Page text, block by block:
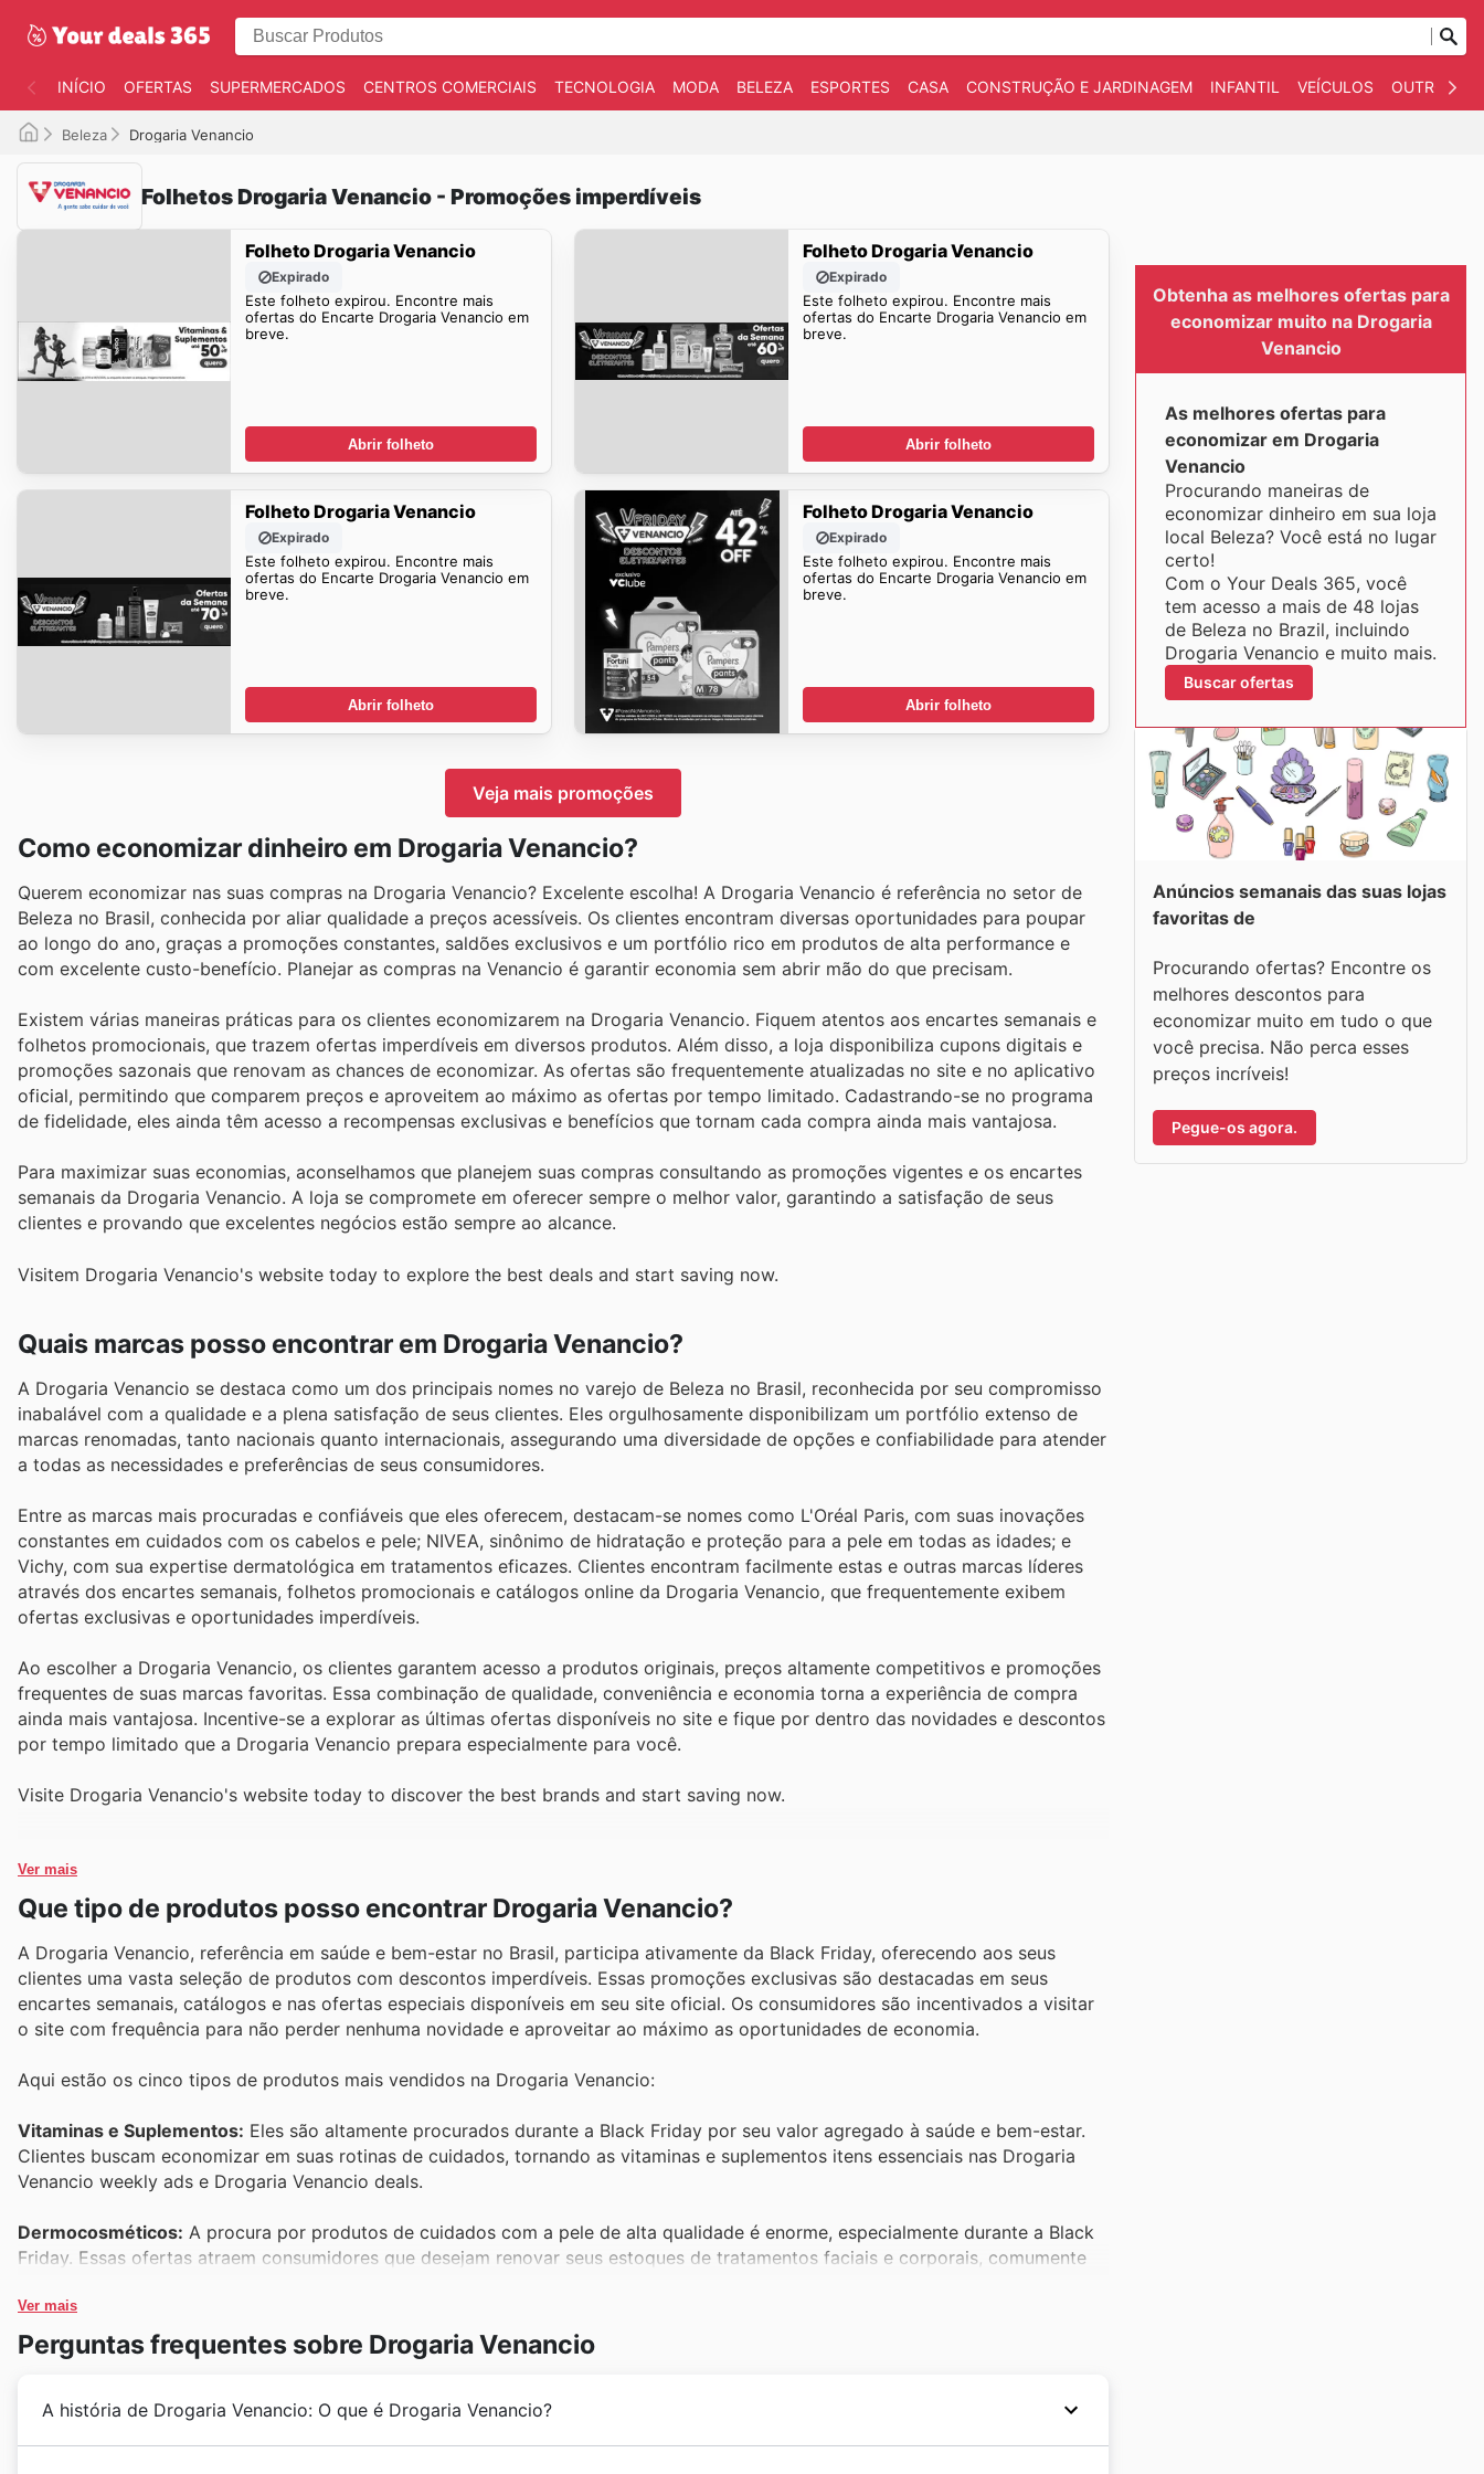
INÍCIO OFERTAS SUPERMERCADOS CENTROS COMERCIAIS TECNOLOGIA MODA BELEZA ESPORTES CASA CONSTRUÇÃO E JARDINAGEM INFANTIL VEÍCULOS OUTROS
Beleza Drogaria Venancio
Folhetos Drogaria Venancio - Promoções imperdíveis
Folheto Drogaria Venancio
Expirado
Este folheto expirou. Encontre mais
ofertas do Encarte Drogaria Venancio em
breve.
Abrir folheto
Folheto Drogaria Venancio
Expirado
Este folheto expirou. Encontre mais
ofertas do Encarte Drogaria Venancio em
breve.
Abrir folheto
Folheto Drogaria Venancio
Expirado
Este folheto expirou. Encontre mais
ofertas do Encarte Drogaria Venancio em
breve.
Abrir folheto
Folheto Drogaria Venancio
Expirado
Este folheto expirou. Encontre mais
ofertas do Encarte Drogaria Venancio em
breve.
Abrir folheto
Veja mais promoções
Como economizar dinheiro em Drogaria Venancio?
Querem economizar nas suas compras na Drogaria Venancio? Excelente escolha! A Drogaria Venancio é referência no setor de
Beleza no Brasil, conhecida por aliar qualidade a preços acessíveis. Os clientes encontram diversas oportunidades para poupar
ao longo do ano, graças a promoções constantes, saldões exclusivos e um portfólio rico em produtos de alta performance e
com excelente custo-benefício. Planejar as compras na Venancio é garantir economia sem abrir mão do que precisam.
Existem várias maneiras práticas para os clientes economizarem na Drogaria Venancio. Fiquem atentos aos encartes semanais e
folhetos promocionais, que trazem ofertas imperdíveis em diversos produtos. Além disso, a loja disponibiliza cupons digitais e
promoções sazonais que renovam as chances de economizar. As ofertas são frequentemente atualizadas no site e no aplicativo
oficial, permitindo que comparem preços e aproveitem ao máximo as ofertas por tempo limitado. Cadastrando-se no programa
de fidelidade, eles ainda têm acesso a recompensas exclusivas e benefícios que tornam cada compra ainda mais vantajosa.
Para maximizar suas economias, aconselhamos que planejem suas compras consultando as promoções vigentes e os encartes
semanais da Drogaria Venancio. A loja se compromete em oferecer sempre o melhor valor, garantindo a satisfação de seus
clientes e provando que excelentes negócios estão sempre ao alcance.
Visitem Drogaria Venancio's website today to explore the best deals and start saving now.
Quais marcas posso encontrar em Drogaria Venancio?
A Drogaria Venancio se destaca como um dos principais nomes no varejo de Beleza no Brasil, reconhecida por seu compromisso
inabalável com a qualidade e a plena satisfação de seus clientes. Eles orgulhosamente disponibilizam um portfólio extenso de
marcas renomadas, tanto nacionais quanto internacionais, assegurando uma diversidade de opções e confiabilidade para atender
a todas as necessidades e preferências de seus consumidores.
Entre as marcas mais procuradas e confiáveis que eles oferecem, destacam-se nomes como L'Oréal Paris, com suas inovações
constantes em cuidados com os cabelos e pele; NIVEA, sinônimo de hidratação e proteção para a pele em todas as idades; e
Vichy, com sua expertise dermatológica em tratamentos eficazes. Clientes encontram facilmente estas e outras marcas líderes
através dos encartes semanais, folhetos promocionais e catálogos online da Drogaria Venancio, que frequentemente exibem
ofertas exclusivas e oportunidades imperdíveis.
Ao escolher a Drogaria Venancio, os clientes garantem acesso a produtos originais, preços altamente competitivos e promoções
frequentes de suas marcas favoritas. Essa combinação de qualidade, conveniência e economia torna a experiência de compra
ainda mais vantajosa. Incentive-se a explorar as últimas ofertas disponíveis no site e fique por dentro das novidades e descontos
por tempo limitado que a Drogaria Venancio prepara especialmente para você.
Visite Drogaria Venancio's website today to discover the best brands and start saving now.
Ver mais
Que tipo de produtos posso encontrar Drogaria Venancio?
A Drogaria Venancio, referência em saúde e bem-estar no Brasil, participa ativamente da Black Friday, oferecendo aos seus
clientes uma vasta seleção de produtos com descontos imperdíveis. Essas promoções exclusivas são destacadas em seus
encartes semanais, catálogos e nas ofertas especiais disponíveis em seu site oficial. Os consumidores são incentivados a visitar
o site com frequência para não perder nenhuma novidade e aproveitar ao máximo as oportunidades de economia.
Aqui estão os cinco tipos de produtos mais vendidos na Drogaria Venancio:
Vitaminas e Suplementos: Eles são altamente procurados durante a Black Friday por seu valor agregado à saúde e bem-estar.
Clientes buscam economizar em suas rotinas de cuidados, tornando as vitaminas e suplementos itens essenciais nas Drogaria
Venancio weekly ads e Drogaria Venancio deals.
Dermocosméticos: A procura por produtos de cuidados com a pele de alta qualidade é enorme, especialmente durante a Black
Friday. Essas ofertas atraem consumidores que desejam renovar seus estoques de tratamentos faciais e corporais, comumente
Higiene Pessoal:Itens básicos de higiene pessoal, como sabonetes, shampoos e desodorantes, sempre lideram as vendas, pois
são essenciais para o dia a dia. A Black Friday na Drogaria Venancio é o momento ideal para adquirir esses produtos em maior
Ver mais
Perguntas frequentes sobre Drogaria Venancio
A história de Drogaria Venancio: O que é Drogaria Venancio?
Obtenha as melhores ofertas para
economizar muito na Drogaria
Venancio
As melhores ofertas para
economizar em Drogaria
Venancio
Procurando maneiras de
economizar dinheiro em sua loja
local Beleza? Você está no lugar
certo!
Com o Your Deals 365, você
tem acesso a mais de 48 lojas
de Beleza no Brazil, incluindo
Drogaria Venancio e muito mais.
Buscar ofertas
Anúncios semanais das suas lojas
favoritas de
Procurando ofertas? Encontre os
melhores descontos para
economizar muito em tudo o que
você precisa. Não perca esses
preços incríveis!
Pegue-os agora.